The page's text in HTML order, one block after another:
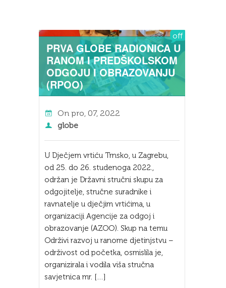
PRVA GLOBE RADIONICA U
RANOM I PREDŠKOLSKOM
ODGOJU I OBRAZOVANJU
(RPOO)
off
On pro, 07, 2022
globe
U Dječjem vrtiću Trnsko, u Zagrebu,
od 25. do 26. studenoga 2022.,
održan je Državni stručni skupu za
odgojitelje, stručne suradnike i
ravnatelje u dječjim vrtićima, u
organizaciji Agencije za odgoj i
obrazovanje (AZOO). Skup na temu
Održivi razvoj u ranome djetinjstvu –
održivost od početka, osmislila je,
organizirala i vodila viša stručna
savjetnica mr. […]